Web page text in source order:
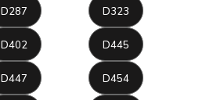
D287 D323
D402 D445
D447 D454